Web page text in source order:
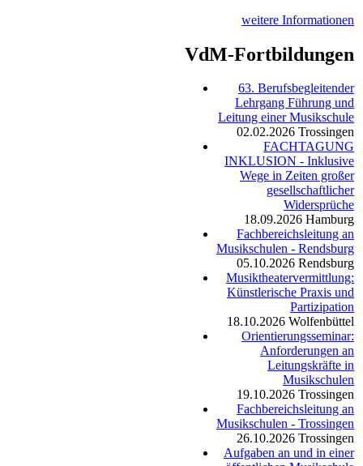
weitere Informationen
VdM-Fortbildungen
63. Berufsbegleitender
Lehrgang Führung und
Leitung einer Musikschule
02.02.2026 Trossingen
FACHTAGUNG
INKLUSION - Inklusive
Wege in Zeiten großer
gesellschaftlicher
Widersprüche
18.09.2026 Hamburg
Fachbereichsleitung an
Musikschulen - Rendsburg
05.10.2026 Rendsburg
Musiktheatervermittlung:
Künstlerische Praxis und
Partizipation
18.10.2026 Wolfenbüttel
Orientierungsseminar:
Anforderungen an
Leitungskräfte in
Musikschulen
19.10.2026 Trossingen
Fachbereichsleitung an
Musikschulen - Trossingen
26.10.2026 Trossingen
Aufgaben an und in einer